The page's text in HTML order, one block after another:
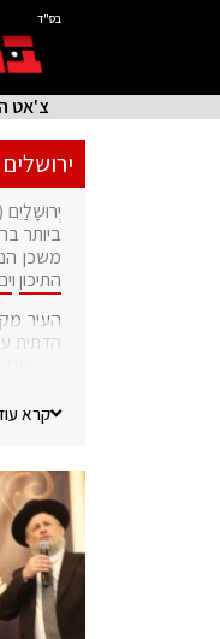
בס"ד
צ'אט
ירושלים
ביותר בה. נכון לשנת 2019, מתגוררים
משכן
התיכוןו
העיר
בשנת 1981 הוכרזה העיר העתיקה של ירושלים אתר מורשת עולמית על ידי ארגון
מקור:
קרא